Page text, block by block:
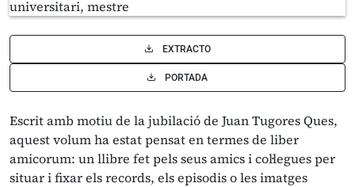
EXTRACTO
PORTADA
Escrit amb motiu de la jubilació de Juan Tugores Ques,
aquest volum ha estat pensat en termes de liber
amicorum: un llibre fet pels seus amics i col·legues per
situar i fixar els records, els episodis o les imatges